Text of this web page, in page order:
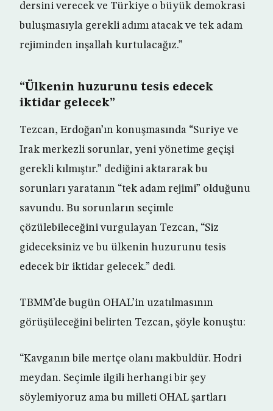
dersini verecek ve Türkiye o büyük demokrasi
buluşmasıyla gerekli adımı atacak ve tek adam
rejiminden inşallah kurtulacağız.”
“Ülkenin huzurunu tesis edecek
iktidar gelecek”
Tezcan, Erdoğan’ın konuşmasında “Suriye ve
Irak merkezli sorunlar, yeni yönetime geçişi
gerekli kılmıştır.” dediğini aktararak bu
sorunları yaratanın “tek adam rejimi” olduğunu
savundu. Bu sorunların seçimle
çözülebileceğini vurgulayan Tezcan, “Siz
gideceksiniz ve bu ülkenin huzurunu tesis
edecek bir iktidar gelecek.” dedi.
TBMM’de bugün OHAL’in uzatılmasının
görüşüleceğini belirten Tezcan, şöyle konuştu:
“Kavganın bile mertçe olanı makbuldür. Hodri
meydan. Seçimle ilgili herhangi bir şey
söylemiyoruz ama bu milleti OHAL şartları